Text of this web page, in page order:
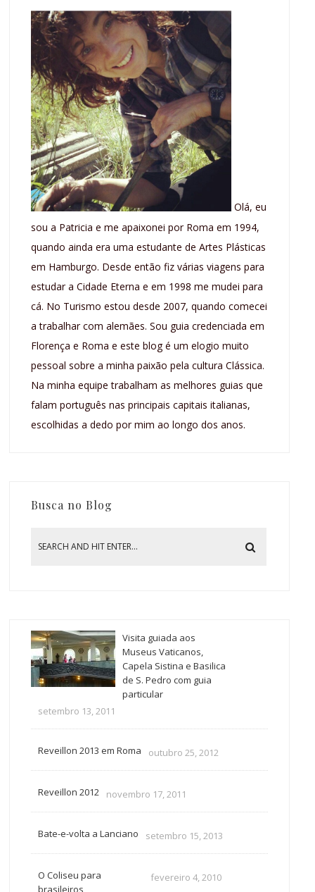
Olá, eu
sou a Patricia e me apaixonei por Roma em 1994,
quando ainda era uma estudante de Artes Plásticas
em Hamburgo. Desde então fiz várias viagens para
estudar a Cidade Eterna e em 1998 me mudei para
cá. No Turismo estou desde 2007, quando comecei
a trabalhar com alemães. Sou guia credenciada em
Florença e Roma e este blog é um elogio muito
pessoal sobre a minha paixão pela cultura Clássica.
Na minha equipe trabalham as melhores guias que
falam português nas principais capitais italianas,
escolhidas a dedo por mim ao longo dos anos.
Busca no Blog
Visita guiada aos
Museus Vaticanos,
Capela Sistina e Basilica
de S. Pedro com guia
particular
setembro 13, 2011
Reveillon 2013 em Roma outubro 25, 2012
Reveillon 2012 novembro 17, 2011
Bate-e-volta a Lanciano setembro 15, 2013
O Coliseu para
brasileiros
fevereiro 4, 2010